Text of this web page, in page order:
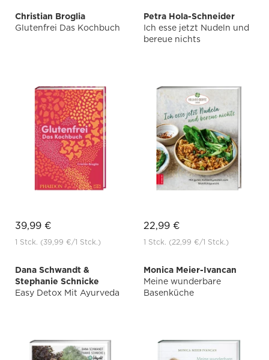
Christian Broglia
Glutenfrei Das Kochbuch
39,99 €
1 Stck. (39,99 €/1 Stck.)
Petra Hola-Schneider
Ich esse jetzt Nudeln und
bereue nichts
22,99 €
1 Stck. (22,99 €/1 Stck.)
Dana Schwandt &
Stephanie Schnicke
Easy Detox Mit Ayurveda
Monica Meier-Ivancan
Meine wunderbare
Basenküche